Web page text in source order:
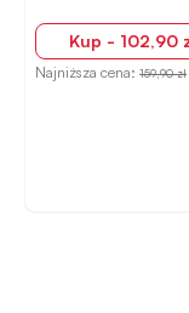
Kup - 102,90
Najniższa cena:159,90 zł